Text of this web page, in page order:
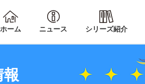
ホーム ニュース シリーズ紹介
報